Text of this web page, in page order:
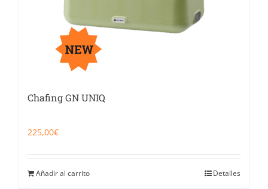
Chafing GN UNIQ
225,00€
Añadir al carrito Detalles